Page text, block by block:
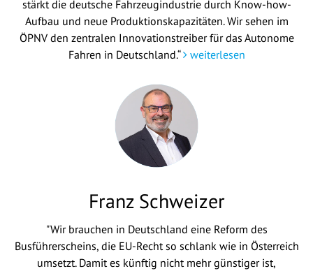
stärkt die deutsche Fahrzeugindustrie durch Know-how-
Aufbau und neue Produktionskapazitäten. Wir sehen im
ÖPNV den zentralen Innovationstreiber für das Autonome
Fahren in Deutschland.“ weiterlesen
Franz Schweizer
"Wir brauchen in Deutschland eine Reform des
Busführerscheins, die EU-Recht so schlank wie in Österreich
umsetzt. Damit es künftig nicht mehr günstiger ist,